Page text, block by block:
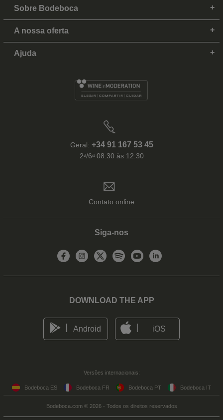
Sobre Bodeboca
A nossa oferta
Ajuda
Geral: +34 91 167 53 45
2ᵃ/6ᵃ 08:30 às 12:30
Contato online
Siga-nos
DOWNLOAD THE APP
Android iOS
Versões internacionais:
Bodeboca ES Bodeboca FR Bodeboca PT Bodeboca IT
Bodeboca.com © 2026 - Todos os direitos reservados